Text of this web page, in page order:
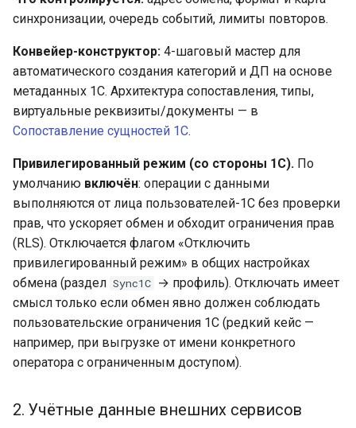
синхронизации, очередь событий, лимиты повторов.
Конвейер-конструктор: 4-шаговый мастер для
автоматического создания категорий и ДП на основе
метаданных 1С. Архитектура сопоставления, типы,
виртуальные реквизиты/документы — в
Сопоставление сущностей 1С.
Привилегированный режим (со стороны 1С). По
умолчанию включён: операции с данными
выполняются от лица пользователей-1С без проверки
прав, что ускоряет обмен и обходит ограничения прав
(RLS). Отключается флагом «Отключить
привилегированный режим» в общих настройках
обмена (раздел Sync1C → профиль). Отключать имеет
смысл только если обмен явно должен соблюдать
пользовательские ограничения 1С (редкий кейс —
например, при выгрузке от имени конкретного
оператора с ограниченным доступом).
2. Учётные данные внешних сервисов